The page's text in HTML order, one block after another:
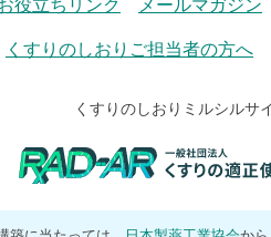
役立ちリンク メールマガジン
くすりのしおりご担当者の方へ
くすりのしおりミルシルサ